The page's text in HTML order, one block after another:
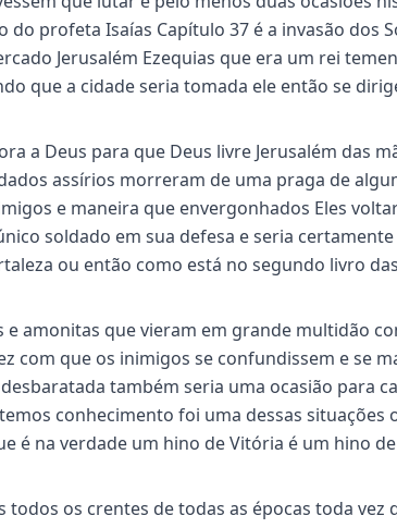
profeta Isaías Capítulo 37 é a invasão dos
Jerusalém Ezequias que era um rei
que a cidade seria tomada ele então se
a Deus para que Deus livre Jerusalém das
assírios morreram de uma praga de
e maneira que envergonhados Eles
soldado em sua defesa e seria
ou então como está no segundo livro
e amonitas que vieram em grande multidão
com que os inimigos se confundissem e se
também seria uma ocasião para
conhecimento foi uma dessas situações
é na verdade um hino de Vitória é um hino
os crentes de todas as épocas toda vez